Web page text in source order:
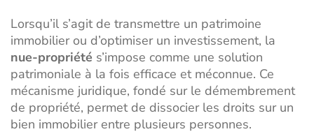
Lorsqu’il s’agit de transmettre un patrimoine
immobilier ou d’optimiser un investissement, la
nue-propriété s’impose comme une solution
patrimoniale à la fois efficace et méconnue. Ce
mécanisme juridique, fondé sur le démembrement
de propriété, permet de dissocier les droits sur un
bien immobilier entre plusieurs personnes.